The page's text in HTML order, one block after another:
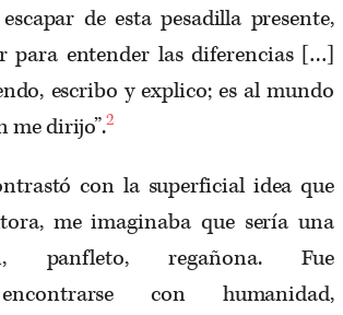
de esta pesadilla presente,
para entender las diferencias […]
escribo y explico; es al mundo
me dirijo”.2
con la superficial idea que
me imaginaba que sería una
panfleto, regañona. Fue
con humanidad,